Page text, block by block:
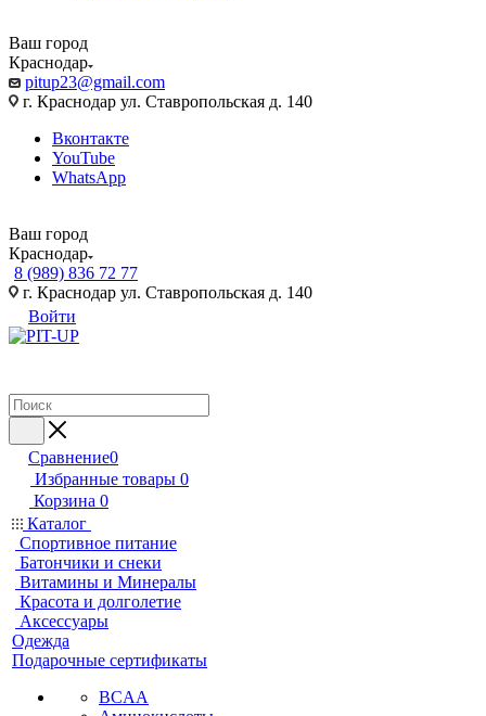
Ваш город
Краснодар
pitup23@gmail.com
г. Краснодар ул. Ставропольская д. 140
Вконтакте
YouTube
WhatsApp
Ваш город
Краснодар
8 (989) 836 72 77
г. Краснодар ул. Ставропольская д. 140
Войти
Сравнение0
Избранные товары 0
Корзина 0
Каталог
Спортивное питание
Батончики и снеки
Витамины и Минералы
Красота и долголетие
Аксессуары
Одежда
Подарочные сертификаты
BCAA